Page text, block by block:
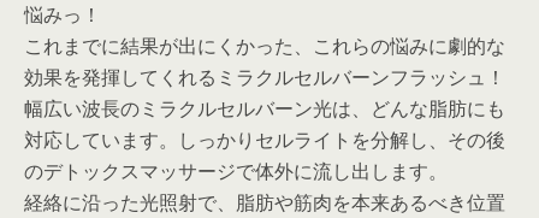
悩みっ！
これまでに結果が出にくかった、これらの悩みに劇的な
効果を発揮してくれるミラクルセルバーンフラッシュ！
幅広い波長のミラクルセルバーン光は、どんな脂肪にも
対応しています。しっかりセルライトを分解し、その後
のデトックスマッサージで体外に流し出します。
経絡に沿った光照射で、脂肪や筋肉を本来あるべき位置